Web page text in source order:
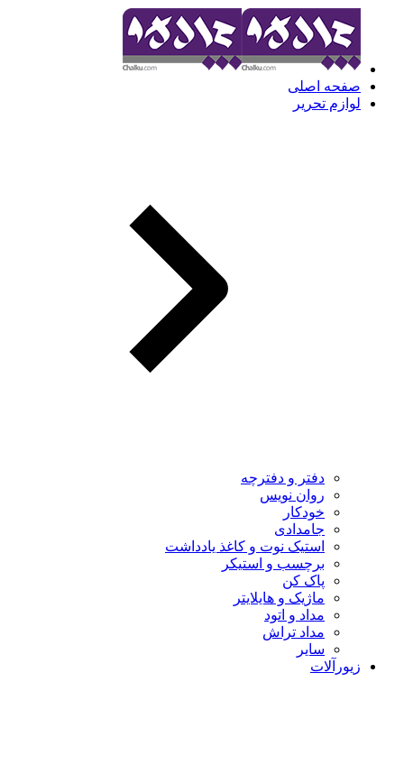
صفحه اصلی
لوازم تحریر
دفتر و دفترچه
روان نویس
خودکار
جامدادی
استیک نوت و کاغذ یادداشت
برچسب و استیکر
پاک کن
ماژیک و هایلایتر
مداد و اتود
مداد تراش
سایر
زیورآلات